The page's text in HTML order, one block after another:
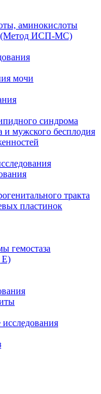
аминокислоты
(Метод ИСП-МС)
мочи
синдрома
и мужского бесплодия
тракта
пластинок
гемостаза
E)